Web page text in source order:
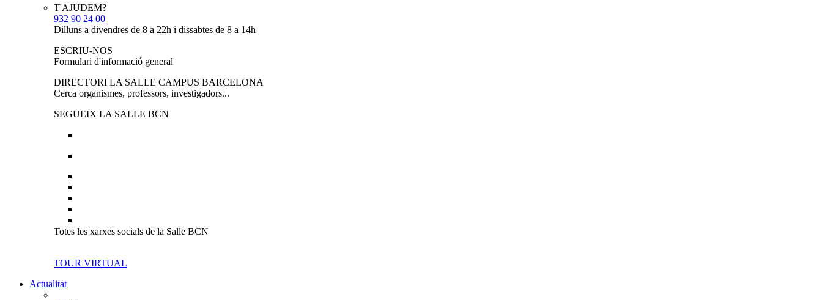
T'AJUDEM?
932 90 24 00
Dilluns a divendres de 8 a 22h i dissabtes de 8 a 14h
ESCRIU-NOS
Formulari d'informació general
DIRECTORI LA SALLE CAMPUS BARCELONA
Cerca organismes, professors, investigadors...
SEGUEIX LA SALLE BCN
Totes les xarxes socials de la Salle BCN
TOUR VIRTUAL
Actualitat